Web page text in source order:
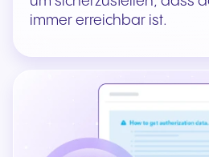
immer erreichbar ist.